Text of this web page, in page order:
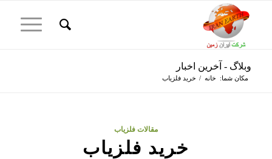
وبلاگ - آخرین اخبار
مکان شما: خانه / خرید فلزیاب
مقالات فلزیاب
خرید فلزیاب